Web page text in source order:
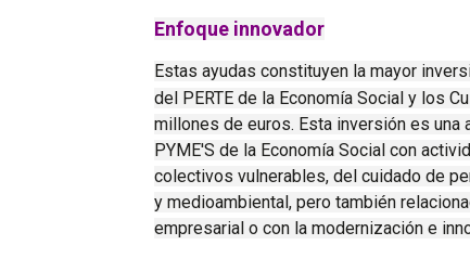
Enfoque innovador
Estas ayudas constituyen la mayor
del PERTE de la Economía Social y los
millones de euros. Esta inversión es una
PYME'S de la Economía Social con
colectivos vulnerables, del cuidado de
y medioambiental, pero también
empresarial o con la modernización e